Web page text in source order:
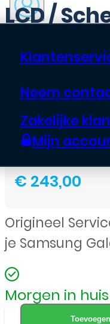
Neem
Zakelijke
Mijn
LCD /
frame
Galaxy
Origineel
Pack –
€ 243,00
Origineel
je Samsung
Morgen in huis
LCD
Toevoegen